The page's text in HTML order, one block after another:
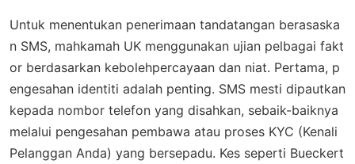
Untuk menentukan penerimaan tandatangan berasaska
n SMS, mahkamah UK menggunakan ujian pelbagai fakt
or berdasarkan kebolehpercayaan dan niat. Pertama, p
engesahan identiti adalah penting. SMS mesti dipautkan
kepada nombor telefon yang disahkan, sebaik-baiknya
melalui pengesahan pembawa atau proses KYC (Kenali
Pelanggan Anda) yang bersepadu. Kes seperti Bueckert